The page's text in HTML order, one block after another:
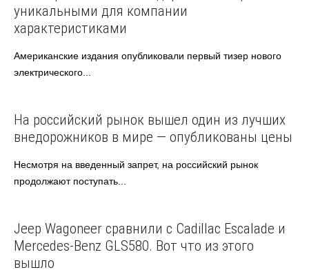
уникальными для компании
характеристиками
Американские издания опубликовали первый тизер нового
электрического...
Jeep Автоновости
На российский рынок вышел один из лучших
внедорожников в мире — опубликованы цены
Несмотря на введенный запрет, на российский рынок
продолжают поступать...
Jeep Автоновости
Jeep Wagoneer сравнили с Cadillac Escalade и
Mercedes-Benz GLS580. Вот что из этого
вышло